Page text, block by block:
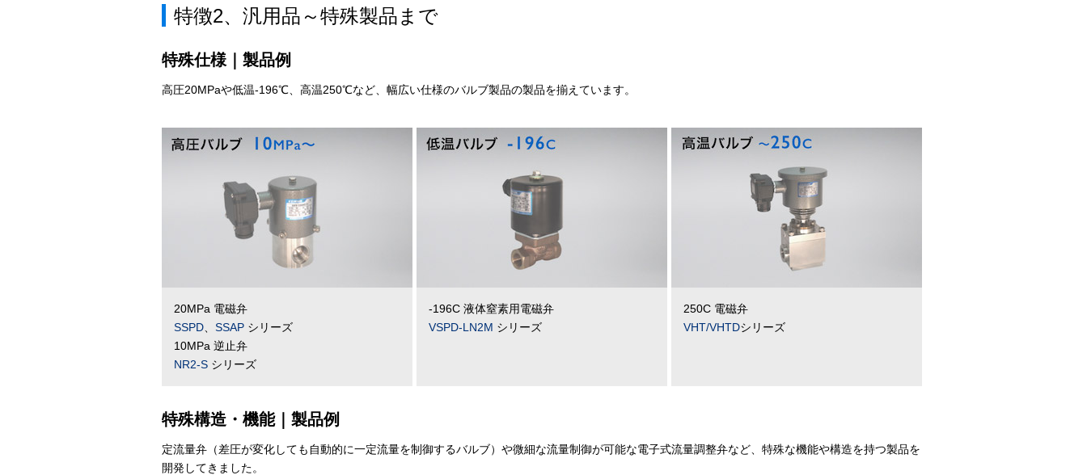
特徴2、汎用品～特殊製品まで
特殊仕様｜製品例
高圧20MPaや低温-196℃、高温250℃など、幅広い仕様のバルブ製品の製品を揃えています。
20MPa 電磁弁
SSPD、 SSAPシリーズ
10MPa 逆止弁
NR2-Sシリーズ
-196C 液体窒素用電磁弁
VSPD-LN2M シリーズ
250C 電磁弁
VHT/VHTDシリーズ
特殊構造・機能｜製品例
定流量弁（差圧が変化しても自動的に一定流量を制御するバルブ）や微細な流量制御が可能な電子式流量調整弁など、特殊な機能や構造を持つ製品を
開発してきました。